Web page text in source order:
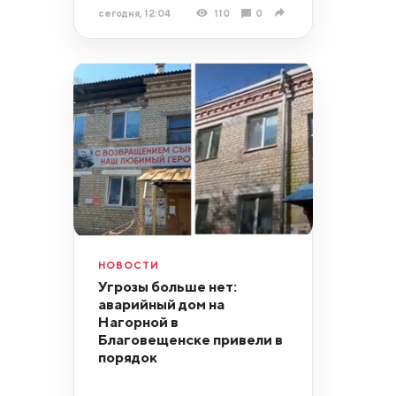
сегодня, 12:04 110 0
НОВОСТИ
Угрозы больше нет:
аварийный дом на
Нагорной в
Благовещенске привели в
порядок